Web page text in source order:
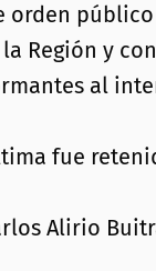
orden
Región y
al
fue
Alirio